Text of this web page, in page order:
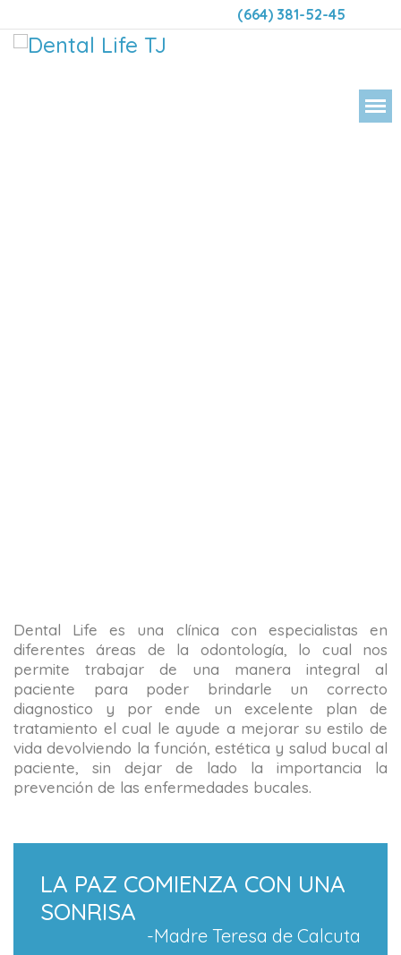
(664) 381-52-45
Dental Life es una clínica con especialistas en
diferentes áreas de la odontología, lo cual nos
permite trabajar de una manera integral al
paciente para poder brindarle un correcto
diagnostico y por ende un excelente plan de
tratamiento el cual le ayude a mejorar su estilo de
vida devolviendo la función, estética y salud bucal al
paciente, sin dejar de lado la importancia la
prevención de las enfermedades bucales.
LA PAZ COMIENZA CON UNA
SONRISA
-Madre Teresa de Calcuta